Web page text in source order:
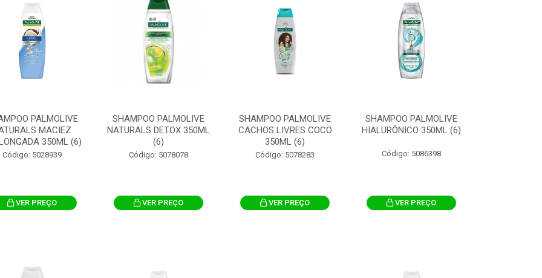
PALMOLIVE
MACIEZ
350ML (6)
Código: 5028939
VER PREÇO
SHAMPOO PALMOLIVE
NATURALS DETOX 350ML
(6)
Código: 5078078
VER PREÇO
SHAMPOO PALMOLIVE
CACHOS LIVRES COCO
350ML (6)
Código: 5078283
VER PREÇO
SHAMPOO PALMOLIVE
HIALURÔNICO 350ML (6)
Código: 5086398
VER PREÇO